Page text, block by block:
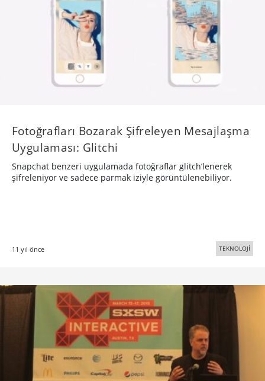
Fotoğrafları Bozarak Şifreleyen Mesajlaşma
Uygulaması: Glitchi
Snapchat benzeri uygulamada fotoğraflar glitch’lenerek
şifreleniyor ve sadece parmak iziyle görüntülenebiliyor.
11 yıl önce TEKNOLOJİ